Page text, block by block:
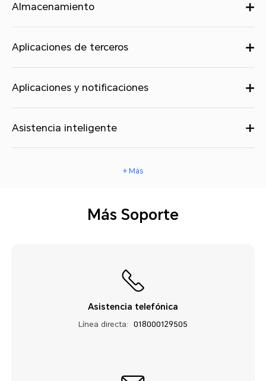
Almacenamiento
Aplicaciones de terceros
Aplicaciones y notificaciones
Asistencia inteligente
+ Más
Más Soporte
Asistencia telefónica
Línea directa: 018000129505